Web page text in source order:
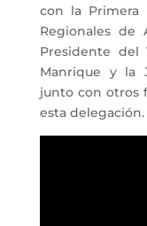
con la Primera
Regionales de
Presidente del
Manrique y la
junto con otros
esta delegación.